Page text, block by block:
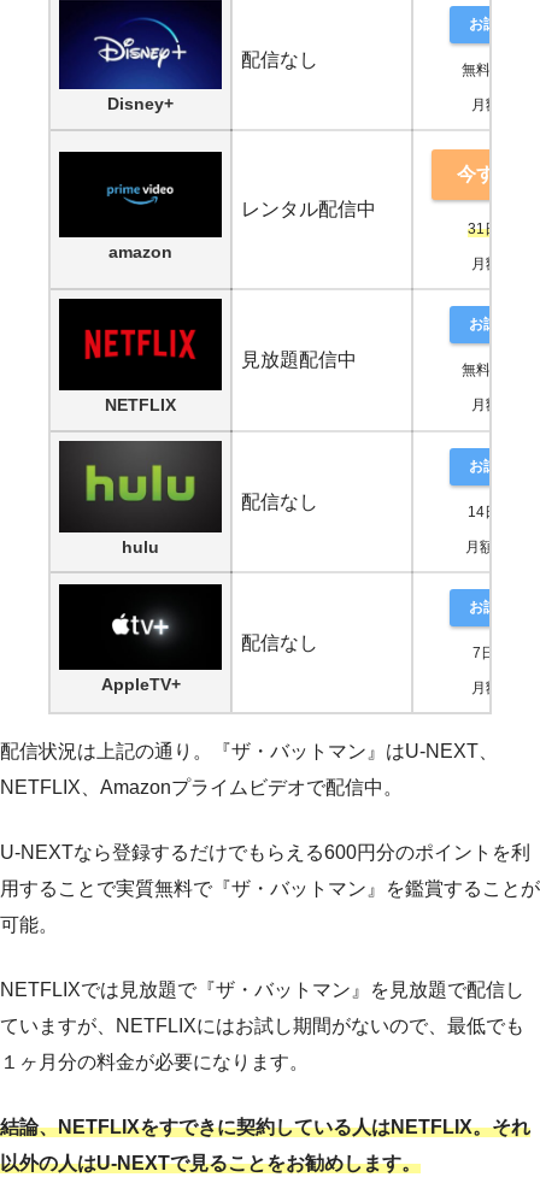
Disney+
配信なし
お試し登録
無料期間な
月額990円
amazon
レンタル配信中
今すぐ鑑
31日間無
月額500円
NETFLIX
見放題配信中
お試し登録
無料期間な
月額880円
hulu
配信なし
お試し登録
14日間無
月額1,026
AppleTV+
配信なし
お試し登録
7日間無料
月額600円
配信状況は上記の通り。『ザ・バットマン』はU-NEXT、
NETFLIX、Amazonプライムビデオで配信中。
U-NEXTなら登録するだけでもらえる600円分のポイントを利
用することで実質無料で『ザ・バットマン』を鑑賞することが
可能。
NETFLIXでは見放題で『ザ・バットマン』を見放題で配信し
ていますが、NETFLIXにはお試し期間がないので、最低でも
１ヶ月分の料金が必要になります。
結論、NETFLIXをすできに契約している人はNETFLIX。それ
以外の人はU-NEXTで見ることをお勧めします。